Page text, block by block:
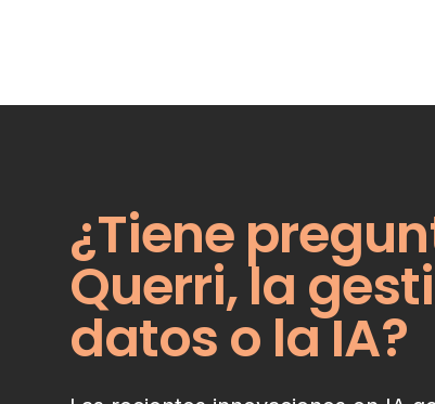
¿Tiene
Querri, la
datos o la IA?